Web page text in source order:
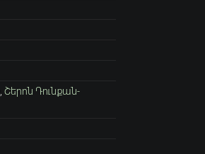
Շերոն Դունքան-